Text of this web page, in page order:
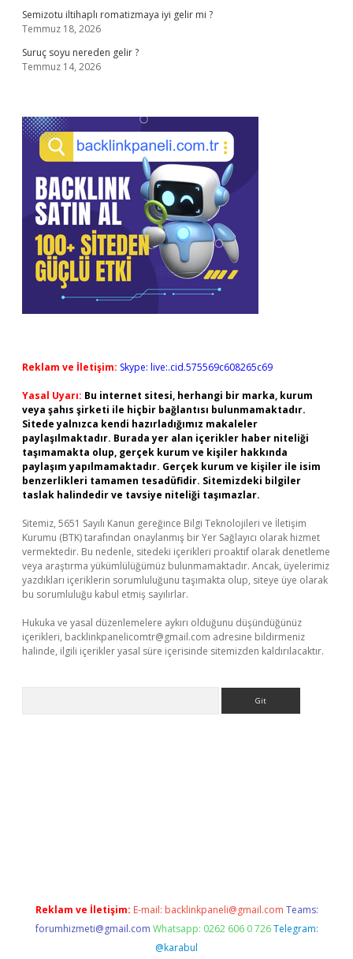
Semizotu iltihaplı romatizmaya iyi gelir mi ?
Temmuz 18, 2026
Suruç soyu nereden gelir ?
Temmuz 14, 2026
Reklam ve İletişim: Skype: live:.cid.575569c608265c69
Yasal Uyarı: Bu internet sitesi, herhangi bir marka, kurum
veya şahıs şirketi ile hiçbir bağlantısı bulunmamaktadır.
Sitede yalnızca kendi hazırladığımız makaleler
paylaşılmaktadır. Burada yer alan içerikler haber niteliği
taşımamakta olup, gerçek kurum ve kişiler hakkında
paylaşım yapılmamaktadır. Gerçek kurum ve kişiler ile isim
benzerlikleri tamamen tesadüfidir. Sitemizdeki bilgiler
taslak halindedir ve tavsiye niteliği taşımazlar.
Sitemiz, 5651 Sayılı Kanun gereğince Bilgi Teknolojileri ve İletişim
Kurumu (BTK) tarafından onaylanmış bir Yer Sağlayıcı olarak hizmet
vermektedir. Bu nedenle, sitedeki içerikleri proaktif olarak denetleme
veya araştırma yükümlülüğümüz bulunmamaktadır. Ancak, üyelerimiz
yazdıkları içeriklerin sorumluluğunu taşımakta olup, siteye üye olarak
bu sorumluluğu kabul etmiş sayılırlar.
Hukuka ve yasal düzenlemelere aykırı olduğunu düşündüğünüz
içerikleri, backlinkpanelicomtr@gmail.com adresine bildirmeniz
halinde, ilgili içerikler yasal süre içerisinde sitemizden kaldırılacaktır.
Reklam ve İletişim: E-mail: backlinkpaneli@gmail.com Teams:
forumhizmeti@gmail.com Whatsapp: 0262 606 0 726 Telegram:
@karabul